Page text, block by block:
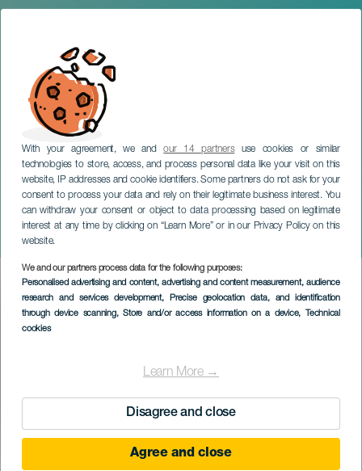
With your agreement, we andour 14 partnersuse cookies or similar
technologies to store, access, and process personal data like your visit on this
website, IP addresses and cookie identifiers. Some partners do not ask for your
consent to process your data and rely on their legitimate business interest. You
can withdraw your consent or object to data processing based on legitimate
interest at any time by clicking on “Learn More” or in our Privacy Policy on this
website.
We and our partners process data for the following purposes:
Personalised advertising and content, advertising and content measurement, audience
research and services development, Precise geolocation data, and identification
through device scanning, Store and/or access information on a device, Technical
cookies
Learn More →
Disagree and close
Agree and close
A Ciudad de La Laguna
Kórustalálkozó 45. kiadása
TENERIFE
Imagen
Listado